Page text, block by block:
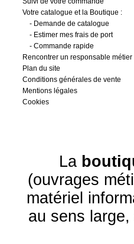
Votre catalogue et la Boutique :
- Demande de catalogue
- Estimer mes frais de port
- Commande rapide
Rencontrer un responsable métier
Plan du site
Conditions générales de vente
Mentions légales
Cookies
La
(ouvrages
matériel
au sens large,